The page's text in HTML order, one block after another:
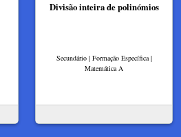
Divisão inteira de polinómios
Secundário | Formação Específica |
Matemática A